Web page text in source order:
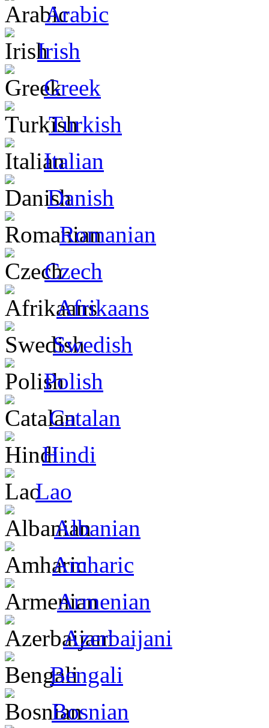
Arabic
Irish
Greek
Turkish
Italian
Danish
Romanian
Czech
Afrikaans
Swedish
Polish
Catalan
Hindi
Lao
Albanian
Amharic
Armenian
Azerbaijani
Bengali
Bosnian